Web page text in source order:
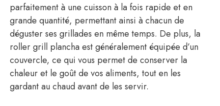
parfaitement à une cuisson à la fois rapide et en
grande quantité, permettant ainsi à chacun de
déguster ses grillades en même temps. De plus, la
roller grill plancha est généralement équipée d’un
couvercle, ce qui vous permet de conserver la
chaleur et le goût de vos aliments, tout en les
gardant au chaud avant de les servir.